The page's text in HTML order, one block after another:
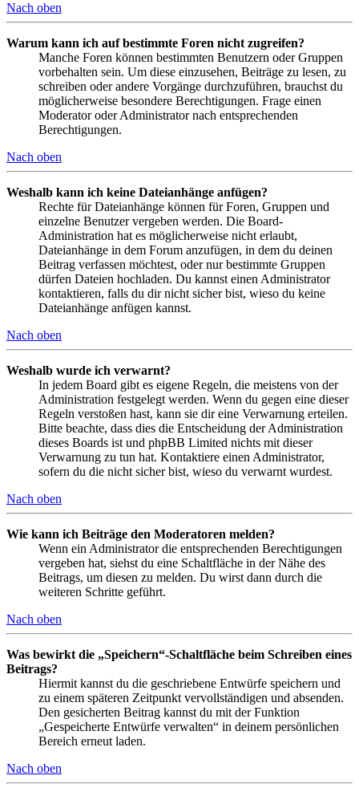
Nach oben
Warum kann ich auf bestimmte Foren nicht zugreifen?
Manche Foren können bestimmten Benutzern oder Gruppen
vorbehalten sein. Um diese einzusehen, Beiträge zu lesen, zu
schreiben oder andere Vorgänge durchzuführen, brauchst du
möglicherweise besondere Berechtigungen. Frage einen
Moderator oder Administrator nach entsprechenden
Berechtigungen.
Nach oben
Weshalb kann ich keine Dateianhänge anfügen?
Rechte für Dateianhänge können für Foren, Gruppen und
einzelne Benutzer vergeben werden. Die Board-
Administration hat es möglicherweise nicht erlaubt,
Dateianhänge in dem Forum anzufügen, in dem du deinen
Beitrag verfassen möchtest, oder nur bestimmte Gruppen
dürfen Dateien hochladen. Du kannst einen Administrator
kontaktieren, falls du dir nicht sicher bist, wieso du keine
Dateianhänge anfügen kannst.
Nach oben
Weshalb wurde ich verwarnt?
In jedem Board gibt es eigene Regeln, die meistens von der
Administration festgelegt werden. Wenn du gegen eine dieser
Regeln verstoßen hast, kann sie dir eine Verwarnung erteilen.
Bitte beachte, dass dies die Entscheidung der Administration
dieses Boards ist und phpBB Limited nichts mit dieser
Verwarnung zu tun hat. Kontaktiere einen Administrator,
sofern du die nicht sicher bist, wieso du verwarnt wurdest.
Nach oben
Wie kann ich Beiträge den Moderatoren melden?
Wenn ein Administrator die entsprechenden Berechtigungen
vergeben hat, siehst du eine Schaltfläche in der Nähe des
Beitrags, um diesen zu melden. Du wirst dann durch die
weiteren Schritte geführt.
Nach oben
Was bewirkt die „Speichern“-Schaltfläche beim Schreiben eines
Beitrags?
Hiermit kannst du die geschriebene Entwürfe speichern und
zu einem späteren Zeitpunkt vervollständigen und absenden.
Den gesicherten Beitrag kannst du mit der Funktion
„Gespeicherte Entwürfe verwalten“ in deinem persönlichen
Bereich erneut laden.
Nach oben